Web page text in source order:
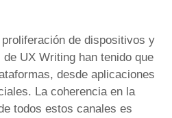
proliferación de dispositivos y
UX Writing han tenido que
desde aplicaciones
La coherencia en la
todos estos canales es